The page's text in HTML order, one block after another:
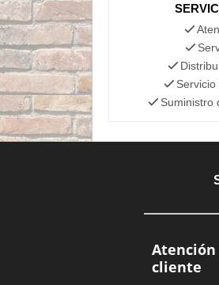
Suministro
Atención
cliente